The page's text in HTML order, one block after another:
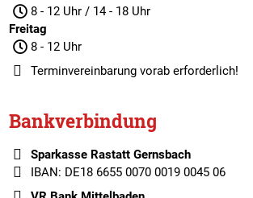
8 - 12 Uhr / 14 - 18 Uhr
Freitag
8 - 12 Uhr
Terminvereinbarungvorab erforderlich!
Bankverbindung
Sparkasse Rastatt Gernsbach
IBAN: DE18 6655 0070 0019 0045 06